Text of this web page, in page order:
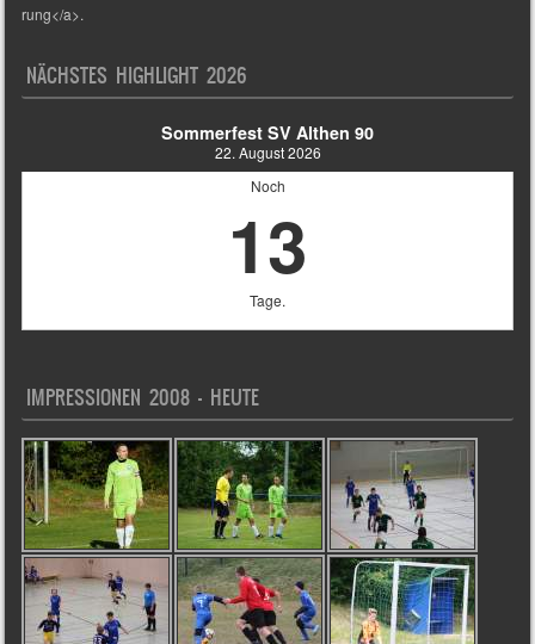
rung</a>.
NÄCHSTES HIGHLIGHT 2026
Sommerfest SV Althen 90
22. August 2026
Noch
13
Tage.
IMPRESSIONEN 2008 – HEUTE